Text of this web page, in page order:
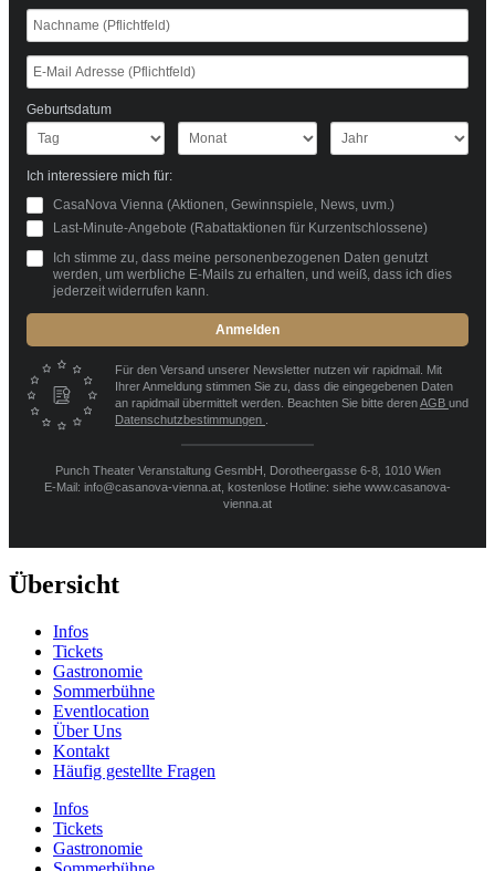
Geburtsdatum
Ich interessiere mich für:
CasaNova Vienna (Aktionen, Gewinnspiele, News, uvm.)
Last-Minute-Angebote (Rabattaktionen für Kurzentschlossene)
Ich stimme zu, dass meine personenbezogenen Daten genutzt
werden, um werbliche E-Mails zu erhalten, und weiß, dass ich dies
jederzeit widerrufen kann.
Anmelden
Für den Versand unserer Newsletter nutzen wir rapidmail. Mit
Ihrer Anmeldung stimmen Sie zu, dass die eingegebenen Daten
an rapidmail übermittelt werden. Beachten Sie bitte derenAGB und
Datenschutzbestimmungen
Punch Theater Veranstaltung GesmbH, Dorotheergasse 6-8, 1010 Wien
E-Mail: info@casanova-vienna.at, kostenlose Hotline: siehe www.casanova-
vienna.at
Übersicht
Infos
Tickets
Gastronomie
Sommerbühne
Eventlocation
Über Uns
Kontakt
Häufig gestellte Fragen
Infos
Tickets
Gastronomie